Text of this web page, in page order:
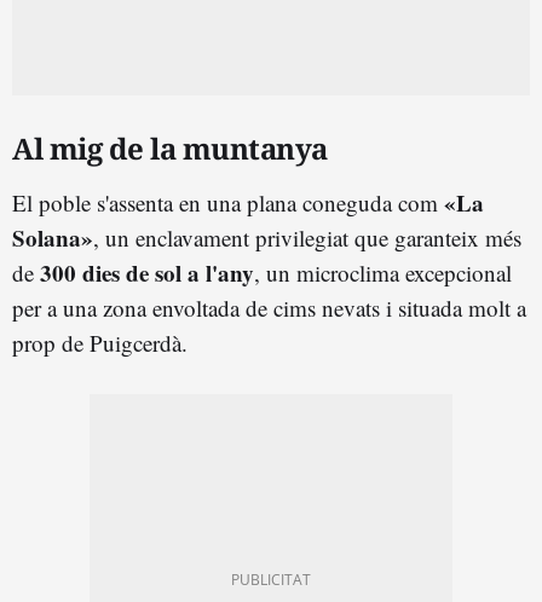
Al mig de la muntanya
El poble s'assenta en una plana coneguda com «La
Solana», un enclavament privilegiat que garanteix més
de 300 dies de sol a l'any, un microclima excepcional
per a una zona envoltada de cims nevats i situada molt a
prop de Puigcerdà.